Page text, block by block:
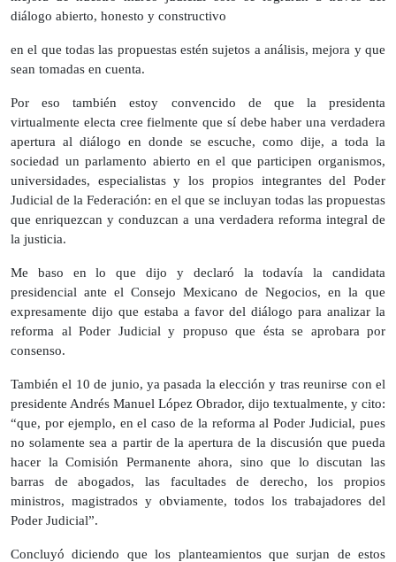
diálogo abierto, honesto y constructivo
en el que todas las propuestas estén sujetos a análisis, mejora y que
sean tomadas en cuenta.
Por eso también estoy convencido de que la presidenta
virtualmente electa cree fielmente que sí debe haber una verdadera
apertura al diálogo en donde se escuche, como dije, a toda la
sociedad un parlamento abierto en el que participen organismos,
universidades, especialistas y los propios integrantes del Poder
Judicial de la Federación: en el que se incluyan todas las propuestas
que enriquezcan y conduzcan a una verdadera reforma integral de
la justicia.
Me baso en lo que dijo y declaró la todavía la candidata
presidencial ante el Consejo Mexicano de Negocios, en la que
expresamente dijo que estaba a favor del diálogo para analizar la
reforma al Poder Judicial y propuso que ésta se aprobara por
consenso.
También el 10 de junio, ya pasada la elección y tras reunirse con el
presidente Andrés Manuel López Obrador, dijo textualmente, y cito:
“que, por ejemplo, en el caso de la reforma al Poder Judicial, pues
no solamente sea a partir de la apertura de la discusión que pueda
hacer la Comisión Permanente ahora, sino que lo discutan las
barras de abogados, las facultades de derecho, los propios
ministros, magistrados y obviamente, todos los trabajadores del
Poder Judicial”.
Concluyó diciendo que los planteamientos que surjan de estos